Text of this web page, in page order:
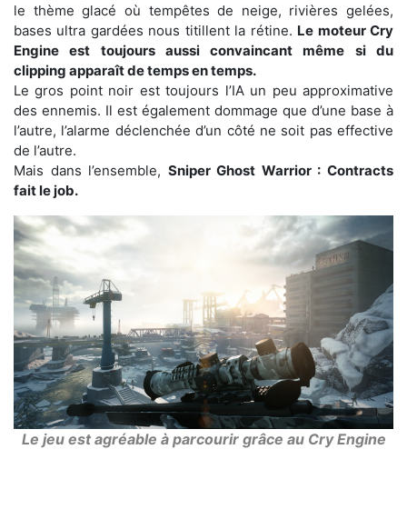
le thème glacé où tempêtes de neige, rivières gelées,
bases ultra gardées nous titillent la rétine. Le moteur Cry
Engine est toujours aussi convaincant même si du
clipping apparaît de temps en temps.
Le gros point noir est toujours l’IA un peu approximative
des ennemis. Il est également dommage que d’une base à
l’autre, l’alarme déclenchée d’un côté ne soit pas effective
de l’autre.
Mais dans l’ensemble, Sniper Ghost Warrior : Contracts
fait le job.
Le jeu est agréable à parcourir grâce au Cry Engine